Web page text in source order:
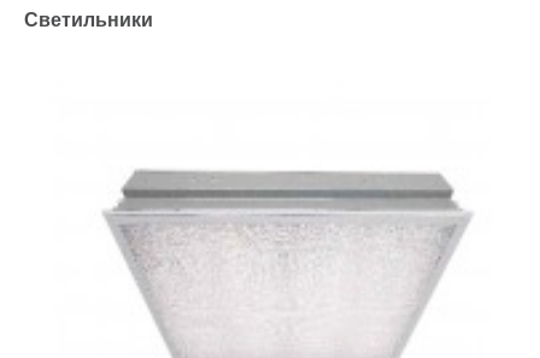
Светильники